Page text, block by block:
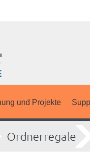
und Projekte
Ordnerregale